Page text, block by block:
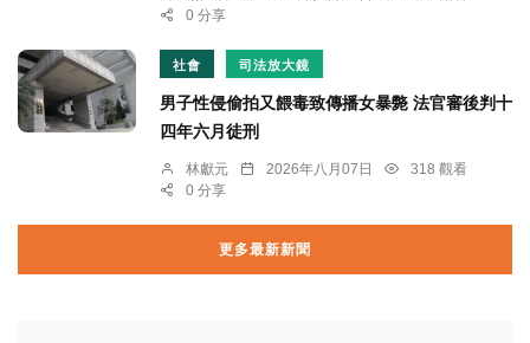
0 分享
社會 司法放大鏡
男子性侵偷拍又餵毒致傳播女暴斃 法官審後判十
四年六月徒刑
林獻元 2026年八月07日
318 觀看
0 分享
更多最新新聞